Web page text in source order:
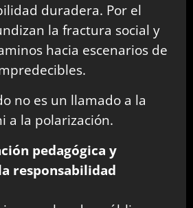
duradera. Por el
la fractura social y
hacia escenarios de
no es un llamado a la
a la polarización.
pedagógica y
responsabilidad